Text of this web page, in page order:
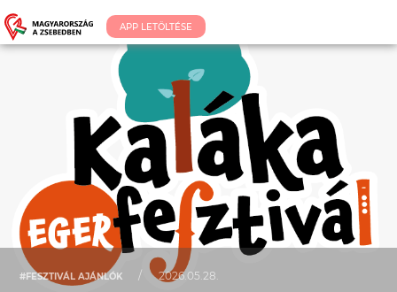
APP LETÖLTÉSE
#FESZTIVÁL AJÁNLÓK / 2026.05.28.